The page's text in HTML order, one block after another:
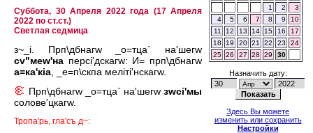
Суббота, 30 Апреля 2022 года (17 Апреля
2022 по ст.ст.)
Светлая седмица
з~_i. Прп\дбнагw _о=тца` на'шегw
сv"меw'на персi'дскагw: И= прп\дбнагw
а=ка'кiа , _е=п\скпа мелiтi'нскагw.
Прп\дбнагw _о=тца` на'шегw зwсi'мы
солове'цкагw.
Тропа'рь, гла'съ д~:
1
2
3
4
5 6 7 8 9
10
11
12 13 14 15 16
17
18
19 20 21 22 23
24
25 26 27 28 29 30
Назначить дату:
Здесь Вы можете
изменить или сохранить
Настройки